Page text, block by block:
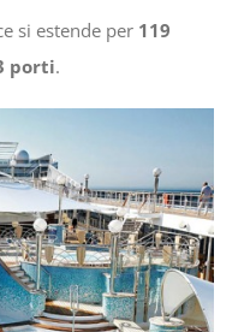
si estende per 119
porti.